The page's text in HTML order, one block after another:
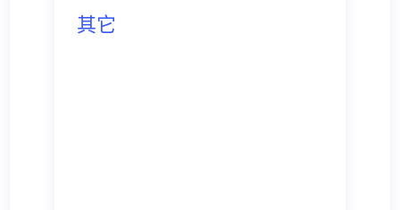
础，赢得了船东的信任与支持。
其它